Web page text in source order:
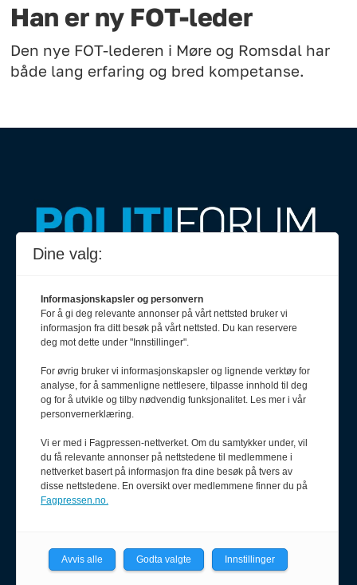
Han er ny FOT-leder
Den nye FOT-lederen i Møre og Romsdal har
både lang erfaring og bred kompetanse.
uavhengig fagblad som drives
etter Vær varsom-plakaten og
Redaktørplakaten.
Politiforum er medlem av Fagpressen.
Ansvarlig redaktør
Erik Inderhaug
908 64 608
redaktor@pf.no
Oda Aarseth
920 51 545
Dine valg:
Informasjonskapsler og personvern
For å gi deg relevante annonser på vårt nettsted bruker vi
informasjon fra ditt besøk på vårt nettsted. Du kan reservere
deg mot dette under "Innstillinger".
For øvrig bruker vi informasjonskapsler og lignende verktøy for
analyse, for å sammenligne nettlesere, tilpasse innhold til deg
og for å utvikle og tilby nødvendig funksjonalitet. Les mer i vår
personvernerklæring.
Vi er med i Fagpressen-nettverket. Om du samtykker under, vil
du få relevante annonser på nettstedene til medlemmene i
nettverket basert på informasjon fra dine besøk på tvers av
disse nettstedene. En oversikt over medlemmene finner du på
Fagpressen.no.
Avvis alle Godta valgte Innstillinger